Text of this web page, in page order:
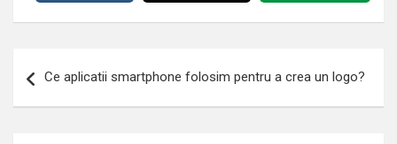
în
Ce aplicatii smartphone folosim pentru a crea un logo?